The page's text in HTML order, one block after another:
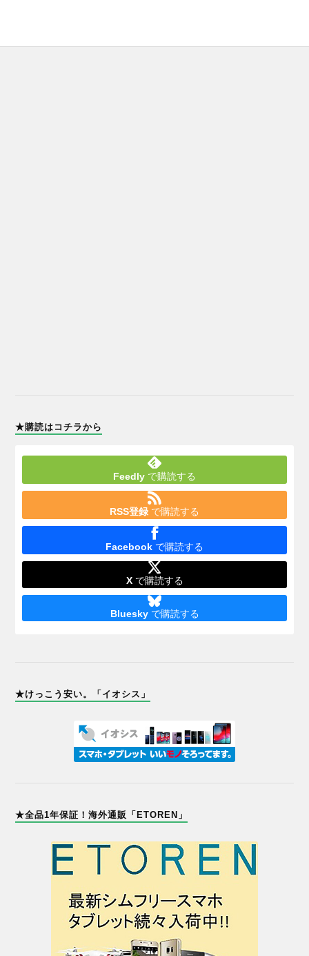
★購読はコチラから
Feedly で購読する
RSS登録 で購読する
Facebook で購読する
Xで購読する
Blueskyで購読する
★けっこう安い。「イオシス」
★全品1年保証！海外通販「ETOREN」